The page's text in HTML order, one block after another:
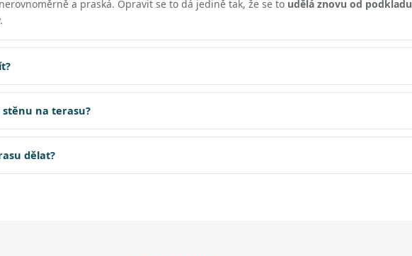
a praská. Opravit se to dá jedině tak, že se to udělá znovu od podkladu
na terasu?
dělat?